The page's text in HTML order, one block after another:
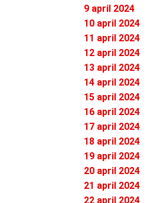
9 april 2024
10 april 2024
11 april 2024
12 april 2024
13 april 2024
14 april 2024
15 april 2024
16 april 2024
17 april 2024
18 april 2024
19 april 2024
20 april 2024
21 april 2024
22 april 2024